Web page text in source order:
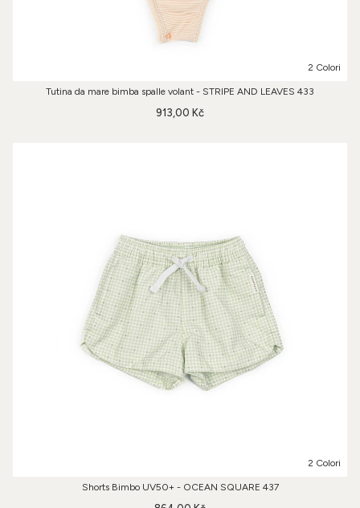
2 Colori
Tutina da mare bimba spalle volant - STRIPE AND LEAVES 433
913,00 Kč
2 Colori
Shorts Bimbo UV50+ - OCEAN SQUARE 437